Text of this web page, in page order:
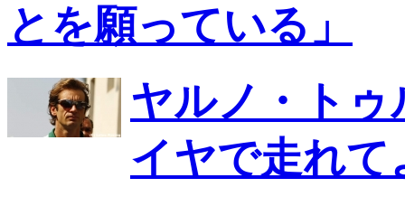
とを願っている」
ヤルノ・ト
イヤで走れて